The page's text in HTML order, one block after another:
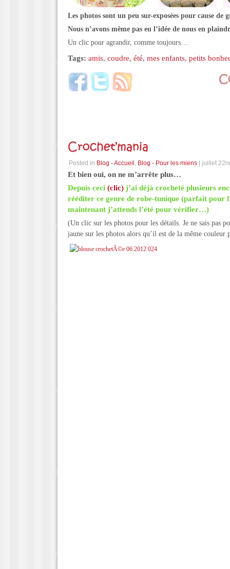
Les photos sont un peu sur-exposées pour cause de
Nous n’avons même pas eu l’idée de nous en
Un clic pour agrandir, comme toujours…
Tags: amis, coudre, été, mes enfants, petits
Crochet’mania
Posted in Blog - Accueil , Blog - Pour les miens | juillet
Et bien oui, on ne m’arrête plus…
Depuis ceci (clic) j’ai déjà crocheté plusieurs
rééditer ce genre de robe-tunique (parfait pour
maintenant j’attends l’été pour vérifier…)
(Un clic sur les photos pour les détails. Je ne sais pas
jaune sur les photos alors qu’il est de la même